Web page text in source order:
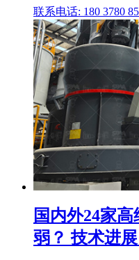
联系电话: 180 3780
国内外24家
弱？ 技术进